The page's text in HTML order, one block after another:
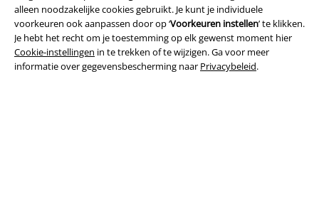
alleen noodzakelijke cookies gebruikt. Je kunt je individuele
voorkeuren ook aanpassen door op ‘Voorkeuren instellen’ te klikken.
Je hebt het recht om je toestemming op elk gewenst moment hier
Cookie-instellingen in te trekken of te wijzigen. Ga voor meer
informatie over gegevensbescherming naar Privacybeleid.
Partnerprogramma's
Duurzaamheid